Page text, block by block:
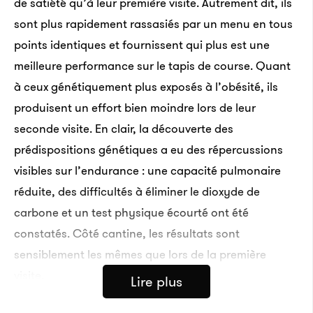
sont plus rapidement rassasiés par un menu en tous
points identiques et fournissent qui plus est une
meilleure performance sur le tapis de course. Quant
à ceux génétiquement plus exposés à l’obésité, ils
produisent un effort bien moindre lors de leur
seconde visite. En clair, la découverte des
prédispositions génétiques a eu des répercussions
visibles sur l’endurance : une capacité pulmonaire
réduite, des difficultés à éliminer le dioxyde de
carbone et un test physique écourté ont été
constatés. Côté cantine, les résultats sont
sensiblement les mêmes que lors de la première
Lire plus